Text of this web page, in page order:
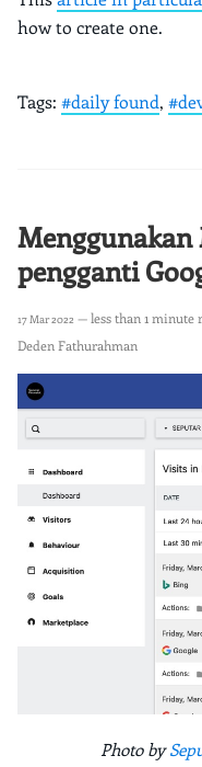
how to create one.
Tags: #daily found,
Menggunakan
pengganti
17 Mar 2022 — less than 1 minute
Deden Fathurahman
Photo by